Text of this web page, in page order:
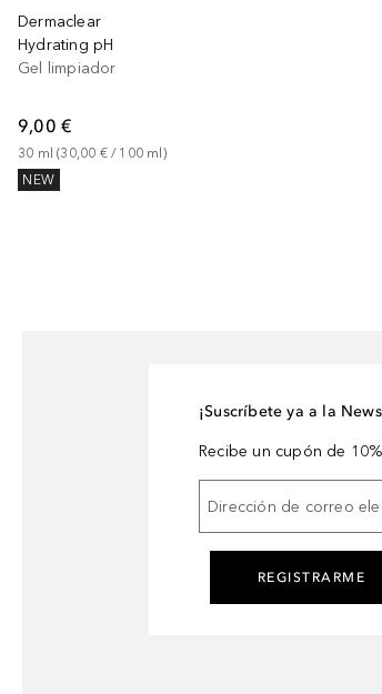
Dermaclear
Hydrating pH
Gel limpiador
9,00 €
30 ml (30,00 € / 100 ml)
NEW
¡Suscríbete ya a la
Recibe un cupón de
Dirección de correo
REGISTRARME